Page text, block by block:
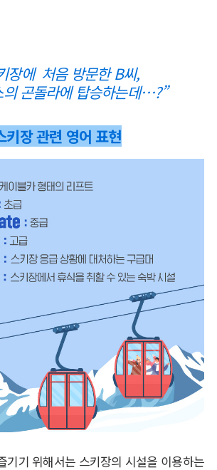
장에 처음 방문한B씨,
의 곤돌라에 탑승하는데…?”
키장 관련 영어 표현
기기 위해서는 스키장의 시설을 이용하는